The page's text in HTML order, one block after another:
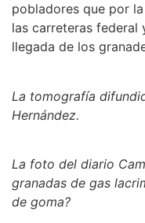
pobladores que por
las carreteras federal
llegada de los
La tomografía
Hernández.
La foto del diario
granadas de gas
de goma?